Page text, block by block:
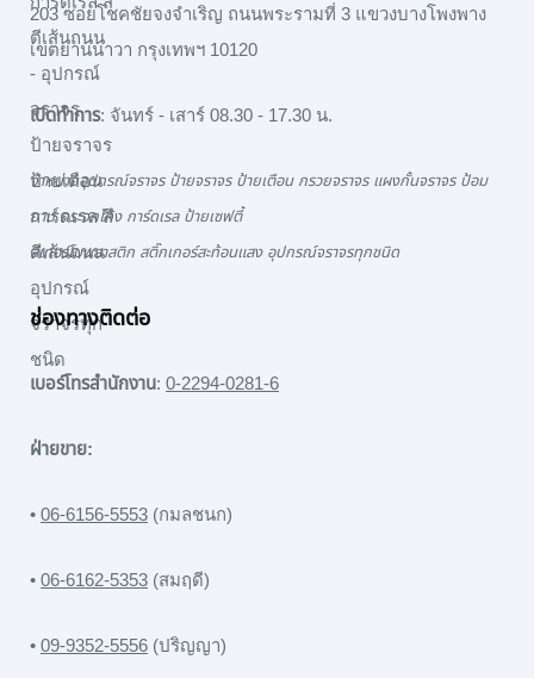
203 ซอยโชคชัยจงจำเริญ ถนนพระรามที่ 3 แขวงบางโพงพาง
เขตยานนาวา กรุงเทพฯ 10120
เปิดทำการ: จันทร์ - เสาร์ 08.30 - 17.30 น.
จำหน่ายอุปกรณ์จราจร ป้ายจราจร ป้ายเตือน กรวยจราจร แผงกั้นจราจร ป้อม
ยาม กระจกโค้ง การ์ดเรล ป้ายเซฟตี้
สีเทอร์โมพลาสติก สติ๊กเกอร์สะท้อนแสง อุปกรณ์จราจรทุกชนิด
ช่องทางติดต่อ
เบอร์โทรสำนักงาน: 0-2294-0281-6
ฝ่ายขาย:
• 06-6156-5553 (กมลชนก)
• 06-6162-5353 (สมฤดี)
• 09-9352-5556 (ปริญญา)